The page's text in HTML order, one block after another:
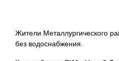
Жители Металлургического
без водоснабжения.